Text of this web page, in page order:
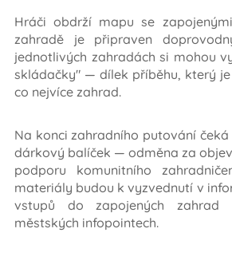
Hráči obdrží mapu se
zahradě je připraven
jednotlivých zahradách si mohou
skládačky" — dílek příběhu, který
co nejvíce zahrad.
Na konci zahradního putování
dárkový balíček — odměna za
podporu komunitního
materiály budou k vyzvednutí v
vstupů do zapojených
městských infopointech.